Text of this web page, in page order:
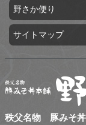
野さか便り
サイトマップ
秩父名物 豚みそ
秩父名物 豚みそ